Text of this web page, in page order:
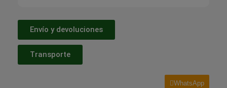
Envío y devoluciones
Transporte
WhatsApp